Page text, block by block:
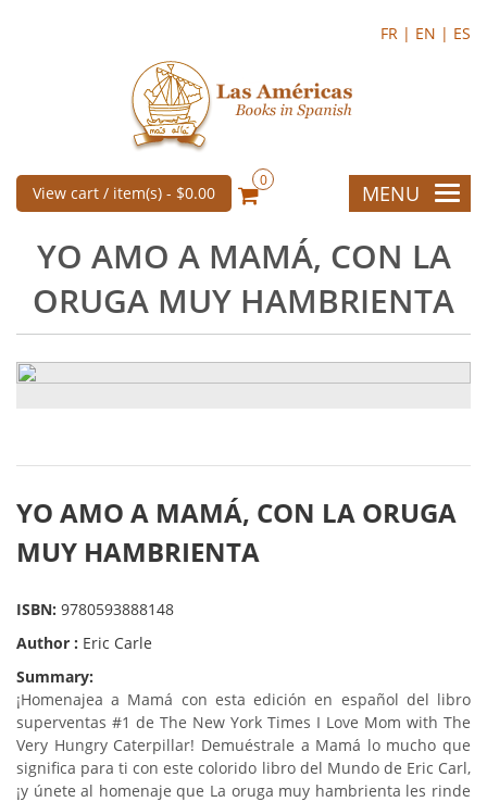
FR | EN | ES
View cart / item(s) - $0.00
0
MENU
YO AMO A MAMÁ, CON LA
ORUGA MUY HAMBRIENTA
YO AMO A MAMÁ, CON LA ORUGA
MUY HAMBRIENTA
ISBN: 9780593888148
Author : Eric Carle
Summary:
¡Homenajea a Mamá con esta edición en español del libro
superventas #1 de The New York Times I Love Mom with The
Very Hungry Caterpillar! Demuéstrale a Mamá lo mucho que
significa para ti con este colorido libro del Mundo de Eric Carl,
¡y únete al homenaje que La oruga muy hambrienta les rinde